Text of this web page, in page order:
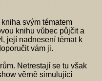
svým tématem
knihu vůbec půjčit a
její nadnesení témat k
vám ji.
Netrestají se tu však
věrně simulující